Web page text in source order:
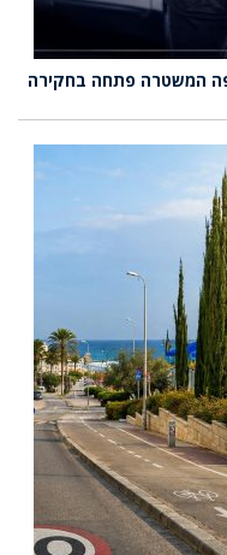
המשטרה פתחה בחקירה